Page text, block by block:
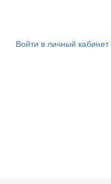
Войти в личный кабинет